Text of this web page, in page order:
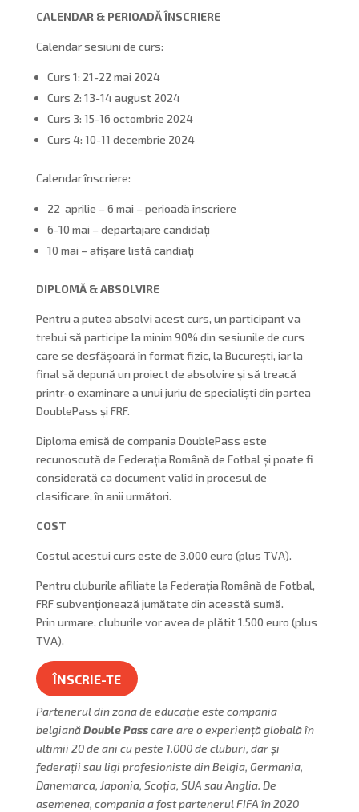
CALENDAR & PERIOADĂ ÎNSCRIERE
Calendar sesiuni de curs:
Curs 1: 21-22 mai 2024
Curs 2: 13-14 august 2024
Curs 3: 15-16 octombrie 2024
Curs 4: 10-11 decembrie 2024
Calendar înscriere:
22 aprilie – 6 mai – perioadă înscriere
6-10 mai – departajare candidați
10 mai – afișare listă candiați
DIPLOMĂ & ABSOLVIRE
Pentru a putea absolvi acest curs, un participant va
trebui să participe la minim 90% din sesiunile de curs
care se desfășoară în format fizic, la București, iar la
final să depună un proiect de absolvire și să treacă
printr-o examinare a unui juriu de specialiști din partea
DoublePass și FRF.
Diploma emisă de compania DoublePass este
recunoscută de Federația Română de Fotbal și poate fi
considerată ca document valid în procesul de
clasificare, în anii următori.
COST
Costul acestui curs este de 3.000 euro (plus TVA).
Pentru cluburile afiliate la Federația Română de Fotbal,
FRF subvenționează jumătate din această sumă.
Prin urmare, cluburile vor avea de plătit 1.500 euro (plus
TVA).
ÎNSCRIE-TE
Partenerul din zona de educație este compania
belgianăDouble Passcare are o experiență globală în
ultimii 20 de ani cu peste 1.000 de cluburi, dar și
federații sau ligi profesioniste din Belgia, Germania,
Danemarca, Japonia, Scoția, SUA sau Anglia. De
asemenea, compania a fost partenerul FIFA în 2020